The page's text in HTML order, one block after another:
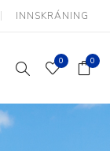
INNSKRÁNING
0 0